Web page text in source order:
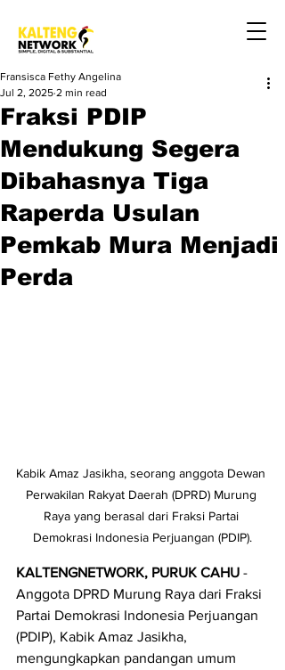
Fraksi PDIP
Mendukung Segera
Dibahasnya Tiga
Raperda Usulan
Pemkab Mura Menjadi
Perda
Fransisca Fethy Angelina
Jul 2, 2025 2 min read
Kabik Amaz Jasikha, seorang anggota Dewan
Perwakilan Rakyat Daerah (DPRD) Murung
Raya yang berasal dari Fraksi Partai
Demokrasi Indonesia Perjuangan (PDIP).
KALTENGNETWORK, PURUK CAHU -
Anggota DPRD Murung Raya dari Fraksi
Partai Demokrasi Indonesia Perjuangan
(PDIP), Kabik Amaz Jasikha,
mengungkapkan pandangan umum